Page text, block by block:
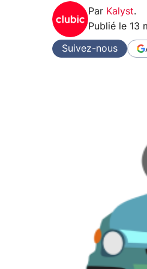
Par Kalyst.
Publié le 13
Suivez-nous